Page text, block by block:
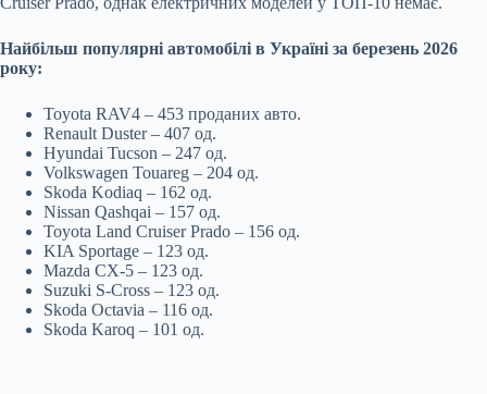
Найбільш популярні автомобілі в Україні за березень 2026
року:
Toyota RAV4 – 453 проданих авто.
Renault Duster – 407 од.
Hyundai Tucson – 247 од.
Volkswagen Touareg – 204 од.
Skoda Kodiaq – 162 од.
Nissan Qashqai – 157 од.
Toyota Land Cruiser Prado – 156 од.
KIA Sportage – 123 од.
Mazda CX-5 – 123 од.
Suzuki S-Cross – 123 од.
Skoda Octavia – 116 од.
Skoda Karoq – 101 од.